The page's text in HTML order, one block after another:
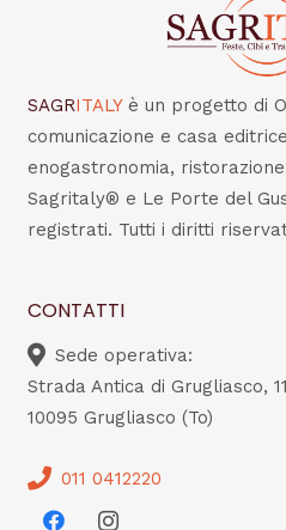
SAGRITALY è un progetto di
comunicazione e casa
enogastronomia,
Sagritaly® e Le Porte del
registrati. Tutti i diritti
CONTATTI
Sede operativa:
Strada Antica di Grugliasco,
10095 Grugliasco (To)
011 0412220